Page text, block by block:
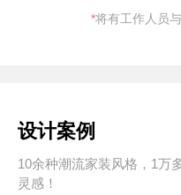
*将有工作人员
设计案例
10余种潮流家装风格，1万
灵感！